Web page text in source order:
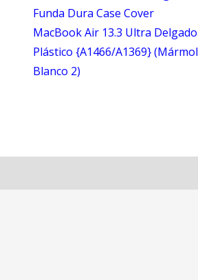
Funda Dura Case Cover
MacBook Air 13.3 Ultra Delgado
Plástico {A1466/A1369} (Mármol
Blanco 2)